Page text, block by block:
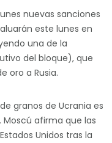
nuevas sanciones
este lunes en
una de la
del bloque), que
oro a Rusia.
granos de Ucrania es
Moscú afirma que las
Unidos tras la